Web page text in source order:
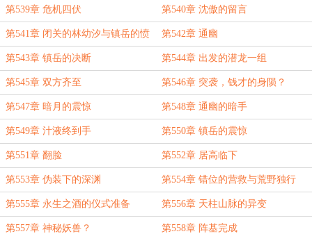
第539章 危机四伏 第540章 沈傲的留言
第541章 闭关的林幼汐与镇岳的愤
怒
第542章 通幽
第543章 镇岳的决断 第544章 出发的潜龙一组
第545章 双方齐至 第546章 突袭，钱才的身陨？
第547章 暗月的震惊 第548章 通幽的暗手
第549章 汁液终到手 第550章 镇岳的震惊
第551章 翻脸 第552章 居高临下
第553章 伪装下的深渊 第554章 错位的营救与荒野独行
第555章 永生之酒的仪式准备 第556章 天柱山脉的异变
第557章 神秘妖兽？ 第558章 阵基完成